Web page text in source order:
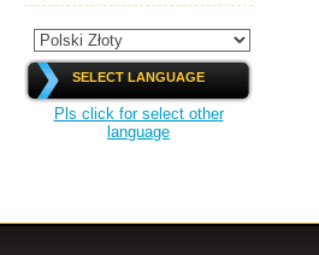
SELECT LANGUAGE
Pls click for select other
language